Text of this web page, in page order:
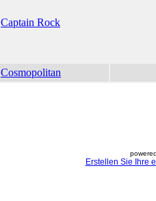
Captain Rock
Cosmopolitan
Erstellen Sie Ihre